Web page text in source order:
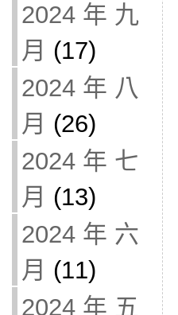
2024 年 九
月 (17)
2024 年 八
月 (26)
2024 年 七
月 (13)
2024 年 六
月 (11)
2024 年 五